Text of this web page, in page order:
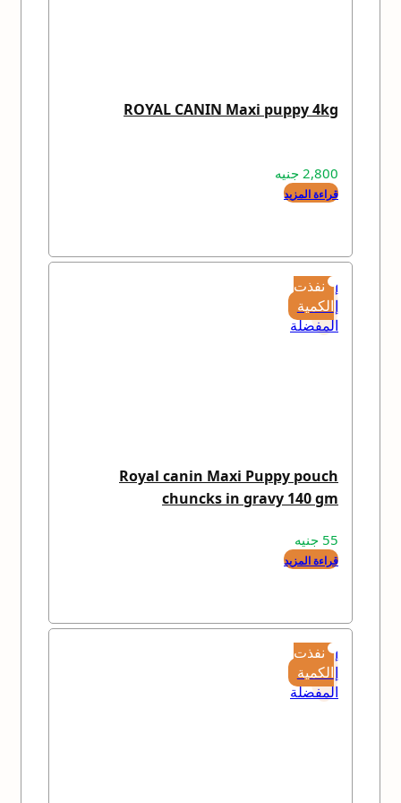
ROYAL CANIN Maxi puppy 4kg
2,800 جنيه
قراءة المزيد
نفذت
الكمية
إضافة
إلى
المفضلة
Royal canin Maxi Puppy pouch
chuncks in gravy 140 gm
55 جنيه
قراءة المزيد
نفذت
الكمية
إضافة
إلى
المفضلة